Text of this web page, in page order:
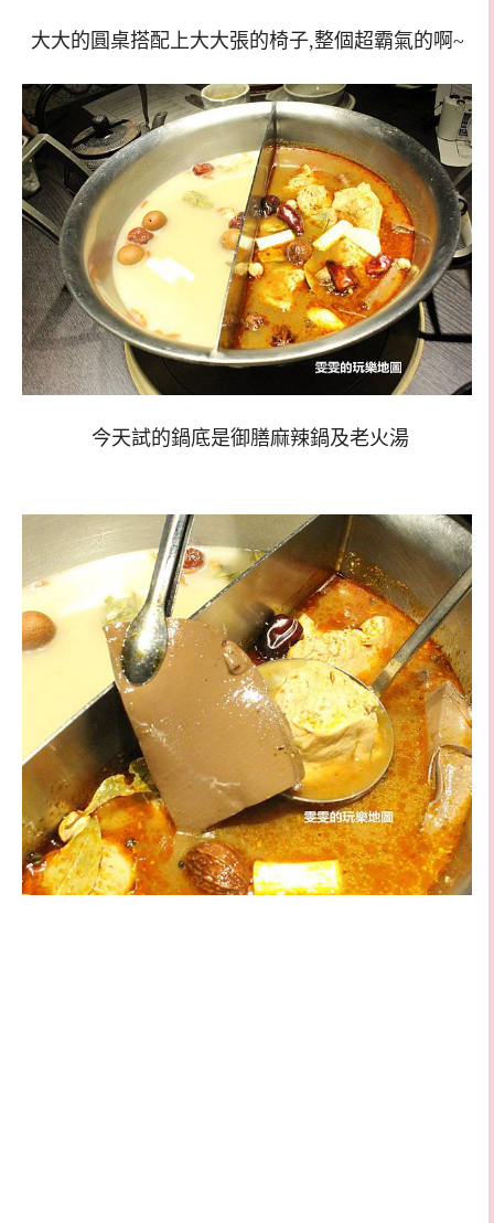
大大的圓桌搭配上大大張的椅子,整個超霸氣的啊~
今天試的鍋底是御膳麻辣鍋及老火湯